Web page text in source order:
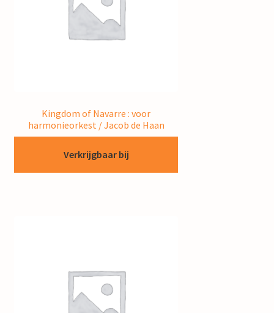
Kingdom of Navarre : voor
harmonieorkest / Jacob de Haan
Verkrijgbaar bij